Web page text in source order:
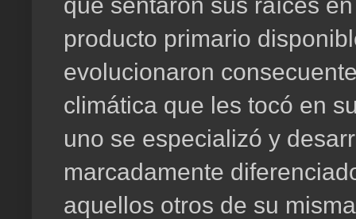
producto primario
evolucionaron
climática que les tocó en
uno se especializó y
marcadamente
aquellos otros de su